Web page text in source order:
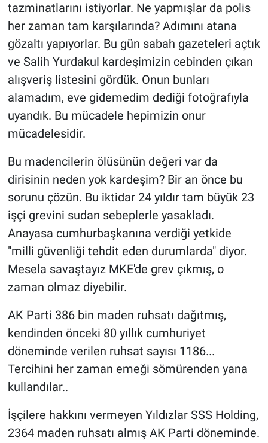
tazminatlarını istiyorlar. Ne yapmışlar da polis
her zaman tam karşılarında? Adımını atana
gözaltı yapıyorlar. Bu gün sabah gazeteleri açtık
ve Salih Yurdakul kardeşimizin cebinden çıkan
alışveriş listesini gördük. Onun bunları
alamadım, eve gidemedim dediği fotoğrafıyla
uyandık. Bu mücadele hepimizin onur
mücadelesidir.
Bu madencilerin ölüsünün değeri var da
dirisinin neden yok kardeşim? Bir an önce bu
sorunu çözün. Bu iktidar 24 yıldır tam büyük 23
işçi grevini sudan sebeplerle yasakladı.
Anayasa cumhurbaşkanına verdiği yetkide
"milli güvenliği tehdit eden durumlarda" diyor.
Mesela savaştayız MKE'de grev çıkmış, o
zaman olmaz diyebilir.
AK Parti 386 bin maden ruhsatı dağıtmış,
kendinden önceki 80 yıllık cumhuriyet
döneminde verilen ruhsat sayısı 1186...
Tercihini her zaman emeği sömürenden yana
kullandılar..
İşçilere hakkını vermeyen Yıldızlar SSS Holding,
2364 maden ruhsatı almış AK Parti döneminde.